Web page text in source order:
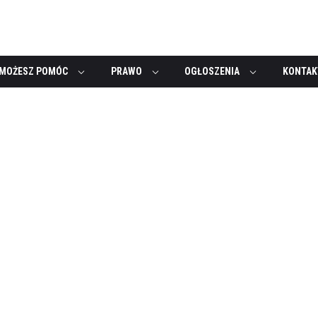
MOŻESZ POMÓC PRAWO OGŁOSZENIA